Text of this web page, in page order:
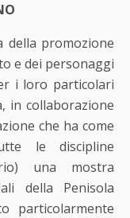
della promozione
e dei personaggi
i loro particolari
in collaborazione
che ha come
le discipline
una mostra
della Penisola
particolarmente